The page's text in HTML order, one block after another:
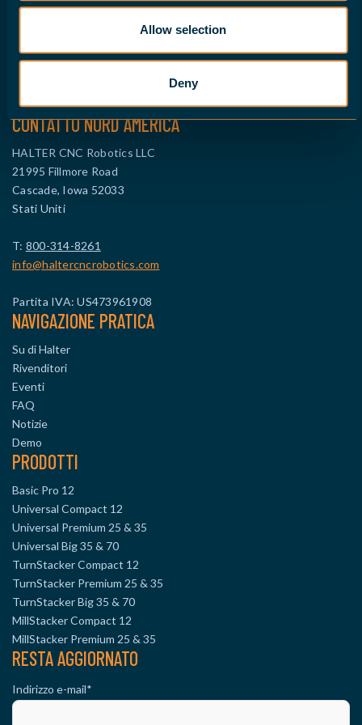
Allow selection
Deny
info@haltercnc.com
ID azienda: 99512114
TROVA UN CONCESSIONARIO
CONTATTO NORD AMERICA
HALTER CNC Robotics LLC
21995 Fillmore Road
Cascade, Iowa 52033
Stati Uniti
T: 800-314-8261
info@haltercncrobotics.com
Partita IVA: US473961908
NAVIGAZIONE PRATICA
Su di Halter
Rivenditori
Eventi
FAQ
Notizie
Demo
PRODOTTI
Basic Pro 12
Universal Compact 12
Universal Premium 25 & 35
Universal Big 35 & 70
TurnStacker Compact 12
TurnStacker Premium 25 & 35
TurnStacker Big 35 & 70
MillStacker Compact 12
MillStacker Premium 25 & 35
RESTA AGGIORNATO
Indirizzo e-mail*